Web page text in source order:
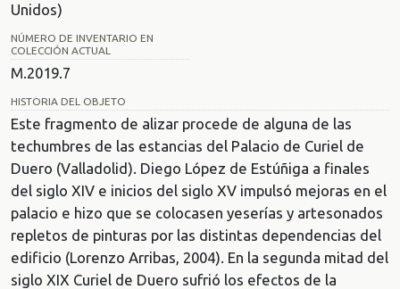
Unidos)
NÚMERO DE INVENTARIO EN
COLECCIÓN ACTUAL
M.2019.7
HISTORIA DEL OBJETO
Este fragmento de alizar procede de alguna de las
techumbres de las estancias del Palacio de Curiel de
Duero (Valladolid). Diego López de Estúñiga a finales
del siglo XIV e inicios del siglo XV impulsó mejoras en el
palacio e hizo que se colocasen yeserías y artesonados
repletos de pinturas por las distintas dependencias del
edificio (Lorenzo Arribas, 2004). En la segunda mitad del
siglo XIX Curiel de Duero sufrió los efectos de la